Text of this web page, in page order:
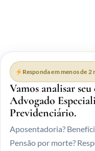
Responda em menos de
Vamos analisar
Advogado
Previdenciário.
Aposentadoria?
Pensão por morte?